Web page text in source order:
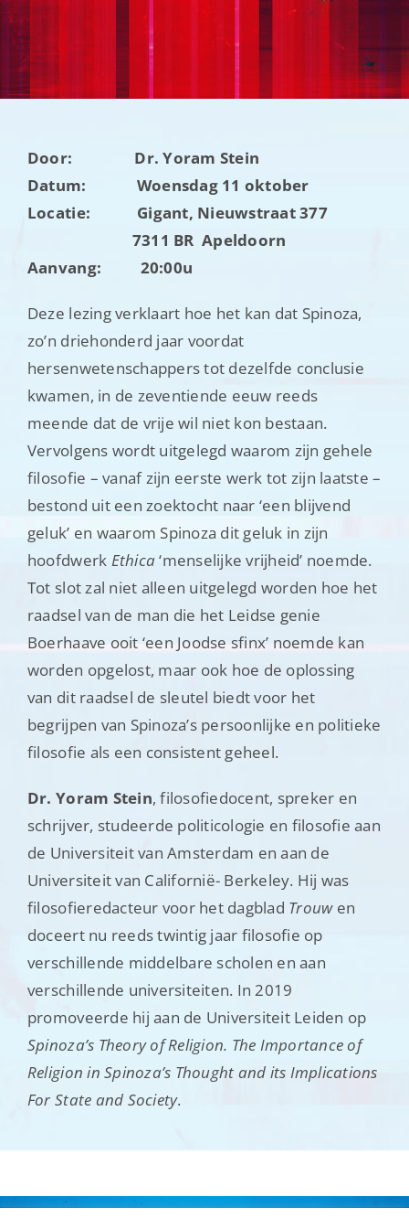
Nieuwsbrieven
Contact
Door: Dr. Yoram Stein
Datum: Woensdag 11 oktober
Locatie: Gigant, Nieuwstraat 377
7311 BR Apeldoorn
Aanvang: 20:00u
Deze lezing verklaart hoe het kan dat Spinoza,
zo’n driehonderd jaar voordat
hersenwetenschappers tot dezelfde conclusie
kwamen, in de zeventiende eeuw reeds
meende dat de vrije wil niet kon bestaan.
Vervolgens wordt uitgelegd waarom zijn gehele
filosofie – vanaf zijn eerste werk tot zijn laatste –
bestond uit een zoektocht naar ‘een blijvend
geluk’ en waarom Spinoza dit geluk in zijn
hoofdwerk Ethica‘menselijke vrijheid’ noemde.
Tot slot zal niet alleen uitgelegd worden hoe het
raadsel van de man die het Leidse genie
Boerhaave ooit ‘een Joodse sfinx’ noemde kan
worden opgelost, maar ook hoe de oplossing
van dit raadsel de sleutel biedt voor het
begrijpen van Spinoza’s persoonlijke en politieke
filosofie als een consistent geheel.
Dr. Yoram Stein, filosofiedocent, spreker en
schrijver, studeerde politicologie en filosofie aan
de Universiteit van Amsterdam en aan de
Universiteit van Californië- Berkeley. Hij was
filosofieredacteur voor het dagblad Trouwen
doceert nu reeds twintig jaar filosofie op
verschillende middelbare scholen en aan
verschillende universiteiten. In 2019
promoveerde hij aan de Universiteit Leiden op
Spinoza’s Theory of Religion. The Importance of
Religion in Spinoza’s Thought and its Implications
For State and Society.